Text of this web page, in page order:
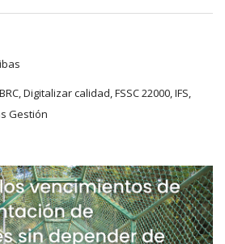
Digitalizar calidad, FSSC 22000, IFS,
Gestión